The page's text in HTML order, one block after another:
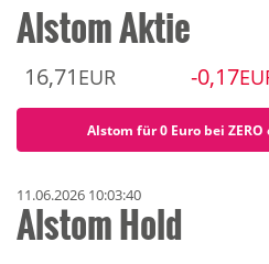
Alstom Aktie
16,71 EUR -0,17
Alstom für 0 Euro bei
11.06.2026 10:03:40
Alstom Hold